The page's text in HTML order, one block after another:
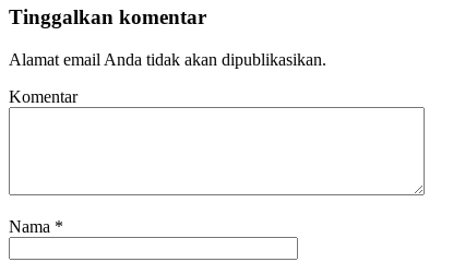
Tinggalkan komentar
Alamat email Anda tidak akan dipublikasikan.
Komentar
Nama *